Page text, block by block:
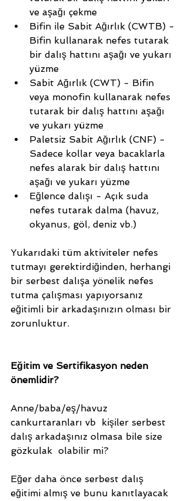
ve aşağı çekme
Bifin ile Sabit Ağırlık (CWTB) -
Bifin kullanarak nefes tutarak
bir dalış hattını aşağı ve yukarı
yüzme
Sabit Ağırlık (CWT) - Bifin
veya monofin kullanarak nefes
tutarak bir dalış hattını aşağı
ve yukarı yüzme
Paletsiz Sabit Ağırlık (CNF) -
Sadece kollar veya bacaklarla
nefes alarak bir dalış hattını
aşağı ve yukarı yüzme
Eğlence dalışı - Açık suda
nefes tutarak dalma (havuz,
okyanus, göl, deniz vb.)
Yukarıdaki tüm aktiviteler nefes
tutmayı gerektirdiğinden, herhangi
bir serbest dalışa yönelik nefes
tutma çalışması yapıyorsanız
eğitimli bir arkadaşınızın olması bir
zorunluktur.
Eğitim ve Sertifikasyon neden
önemlidir?
Anne/baba/eş/havuz
cankurtaranları vb  kişiler serbest
dalış arkadaşınız olmasa bile size
gözkulak  olabilir mi?
Eğer daha önce serbest dalış
eğitimi almış ve bunu kanıtlayacak